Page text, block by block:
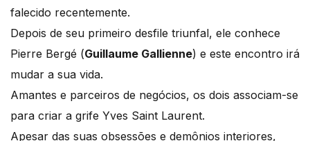
falecido recentemente.
Depois de seu primeiro desfile triunfal, ele conhece
Pierre Bergé (Guillaume Gallienne) e este encontro irá
mudar a sua vida.
Amantes e parceiros de negócios, os dois associam-se
para criar a grife Yves Saint Laurent.
Apesar das suas obsessões e demônios interiores,